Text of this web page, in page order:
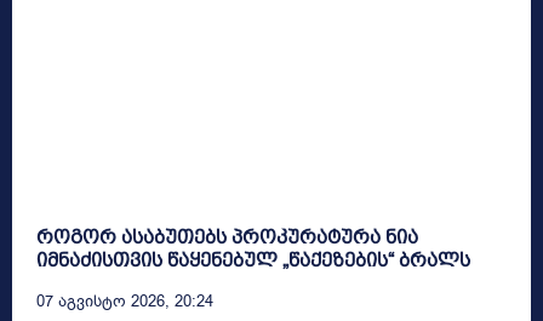
როგორ ასაბუთებს პროკურატურა ნია
იმნაძისთვის წაყენებულ „წაქეზების“ ბრალს
07 Აგვისტო 2026, 20:24